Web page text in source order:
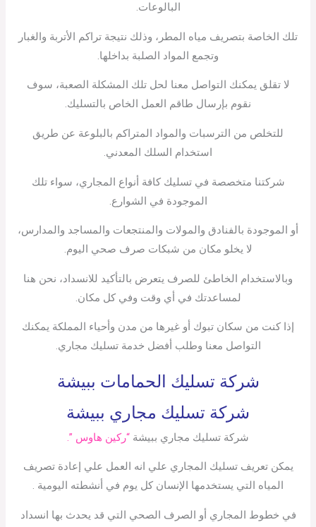
البالوعات.
تلك الخاصة بتصريف مياه المطر، وذلك نتيجة تراكم الأتربة والغبار
وتجمع المواد الصلبة بداخلها.
لا تقلق يمكنك التواصل معنا لحل تلك المشكلة الصعبة، سوف
نقوم بإرسال طاقم العمل الخاص بالتسليك.
للتخلص من الترسبات والمواد المتراكم بالبلوعة عن طريق
استخدام السلك المعدني.
شركتنا متخصصة في تسليك كافة أنواع المجاري، سواء تلك
الموجودة في الشوارع.
أو الموجودة بالفنادق والمولات والمنتجعات والمساجد والمدارس،
لا يخلو مكان من شبكات صرف صحي اليوم.
وبالاستخدام الخاطئ للصرف يتعرض بالتأكيد للانسداد، نحن هنا
لمساعدتك في أي وقت وفي كل مكان.
إذا كنت من سكان تبوك أو غيرها من مدن وأحياء المملكة يمكنك
التواصل معنا وطلب أفضل خدمة تسليك مجاري.
شركة تسليك الحمامات ببيشة
شركة تسليك مجاري ببيشة
شركة تسليك مجاري ببيشة “ركين هاوس ”.
يمكن تعريف تسليك المجاري علي انه العمل علي إعادة تصريف
المياه التي يستخدمها الإنسان كل يوم في أنشطته اليومية .
في خطوط المجاري أو الصرف الصحي التي قد يحدث بها انسداد